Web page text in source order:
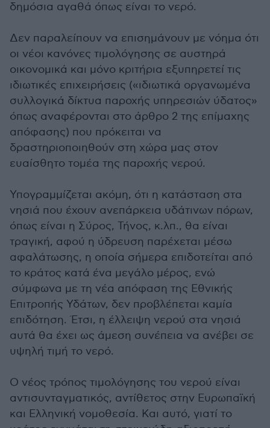
δημόσια αγαθά όπως είναι το νερό.
Δεν παραλείπουν να επισημάνουν με νόημα ότι
οι νέοι κανόνες τιμολόγησης σε αυστηρά
οικονομικά και μόνο κριτήρια εξυπηρετεί τις
ιδιωτικές επιχειρήσεις («ιδιωτικά οργανωμένα
συλλογικά δίκτυα παροχής υπηρεσιών ύδατος»
όπως αναφέρονται στο άρθρο 2 της επίμαχης
απόφασης) που πρόκειται να
δραστηριοποιηθούν στη χώρα μας στον
ευαίσθητο τομέα της παροχής νερού.
Υπογραμμίζεται ακόμη, ότι η κατάσταση στα
νησιά που έχουν ανεπάρκεια υδάτινων πόρων,
όπως είναι η Σύρος, Τήνος, κ.λπ., θα είναι
τραγική, αφού η ύδρευση παρέχεται μέσω
αφαλάτωσης, η οποία σήμερα επιδοτείται από
το κράτος κατά ένα μεγάλο μέρος, ενώ
σύμφωνα με τη νέα απόφαση της Εθνικής
Επιτροπής Υδάτων, δεν προβλέπεται καμία
επιδότηση. Έτσι, η έλλειψη νερού στα νησιά
αυτά θα έχει ως άμεση συνέπεια να ανέβει σε
υψηλή τιμή το νερό.
Ο νέος τρόπος τιμολόγησης του νερού είναι
αντισυνταγματικός, αντίθετος στην Ευρωπαϊκή
και Ελληνική νομοθεσία. Και αυτό, γιατί το